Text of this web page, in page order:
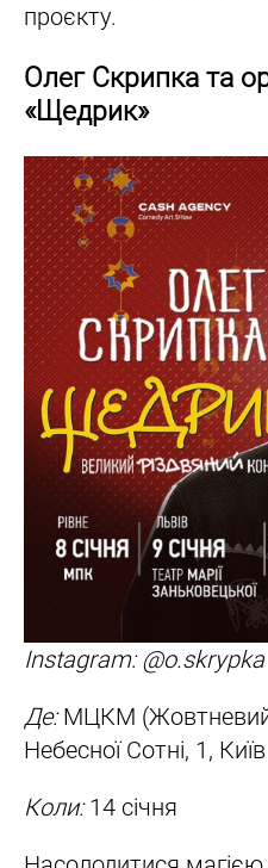
проєкту.
Олег Скрипка та
«Щедрик»
Instagram: @o.skrypka
Де:МЦКМ (Жовтневий
Небесної Сотні, 1, Київ
Коли:14 січня